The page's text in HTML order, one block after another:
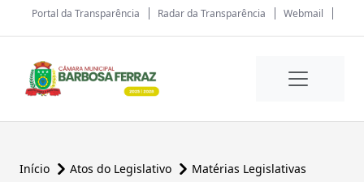
Portal da Transparência Radar da Transparência Webmail
Início Atos do Legislativo Matérias Legislativas